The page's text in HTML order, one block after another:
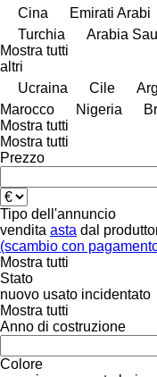
Cina
Emirati Arabi
Turchia
Arabia
Mostra tutti
altri
Ucraina
Cile
Marocco
Nigeria
Mostra tutti
Mostra tutti
Prezzo
Tipo dell'annuncio
vendita asta dal
(scambio con
Mostra tutti
Stato
nuovo usato incidentato
Mostra tutti
Anno di costruzione
Colore